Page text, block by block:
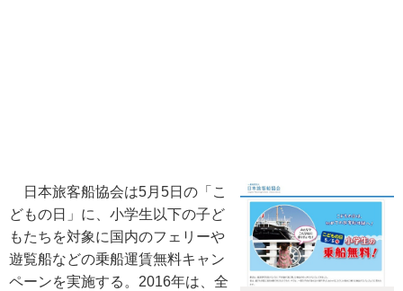
日本旅客船協会は5月5日の「こ
どもの日」に、小学生以下の子ど
もたちを対象に国内のフェリーや
遊覧船などの乗船運賃無料キャン
ペーンを実施する。2016年は、全